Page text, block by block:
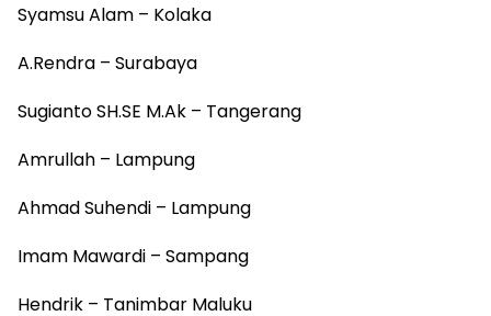
Syamsu Alam – Kolaka
A.Rendra – Surabaya
Sugianto SH.SE M.Ak – Tangerang
Amrullah – Lampung
Ahmad Suhendi – Lampung
Imam Mawardi – Sampang
Hendrik – Tanimbar Maluku